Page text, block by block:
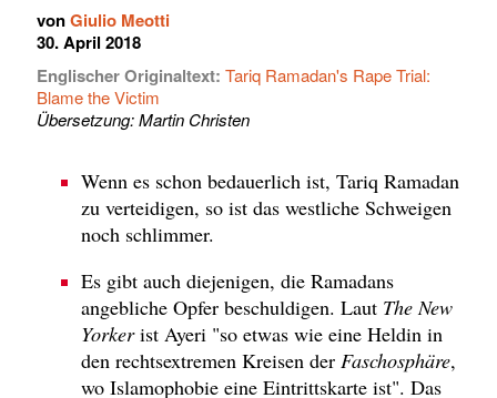
vonGiulio Meotti
30. April 2018
Englischer Originaltext: Tariq Ramadan's Rape Trial:
Blame the Victim
Übersetzung: Martin Christen
Wenn es schon bedauerlich ist, Tariq Ramadan
zu verteidigen, so ist das westliche Schweigen
noch schlimmer.
Es gibt auch diejenigen, die Ramadans
angebliche Opfer beschuldigen. Laut The New
Yorkerist Ayeri "so etwas wie eine Heldin in
den rechtsextremen Kreisen der Faschosphäre,
wo Islamophobie eine Eintrittskarte ist". Das